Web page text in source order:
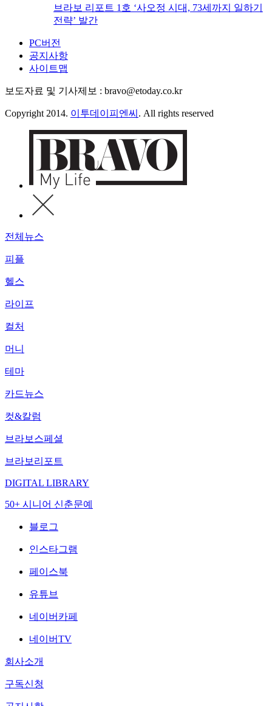
브라보 리포트 1호 ‘사오정 시대, 73세까지 일하기
전략’ 발간
PC버전
공지사항
사이트맵
보도자료 및 기사제보 : bravo@etoday.co.kr
Copyright 2014. 이투데이피엔씨 . All rights reserved
전체뉴스
피플
헬스
라이프
컬처
머니
테마
카드뉴스
컷&칼럼
브라보스페셜
브라보리포트
DIGITAL LIBRARY
50+ 시니어 신춘문예
블로그
인스타그램
페이스북
유튜브
네이버카페
네이버TV
회사소개
구독신청